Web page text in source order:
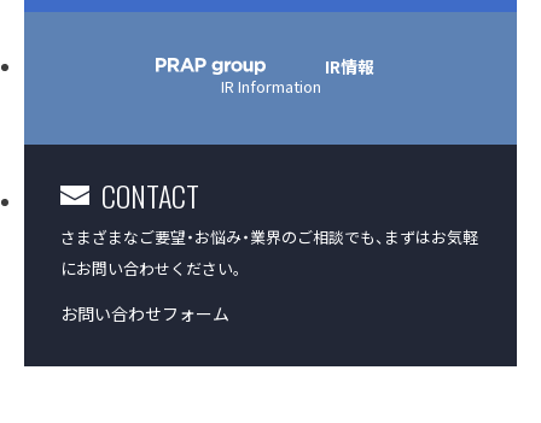
IR情報
IR Information
CONTACT
さまざまなご要望・お悩み・業界のご相談でも、 まずはお気軽
にお問い合わせください。
お問い合わせフォーム